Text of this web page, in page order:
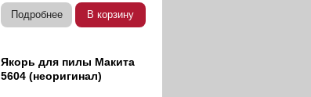
Подробнее В корзину
Якорь для пилы Макита
5604 (неоригинал)